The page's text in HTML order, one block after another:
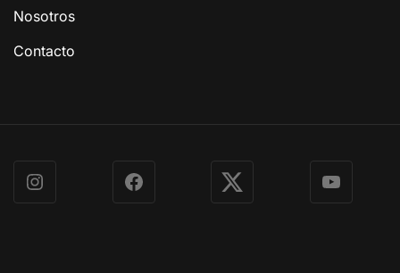
Nosotros
Contacto
Instagram Facebook X YouTube